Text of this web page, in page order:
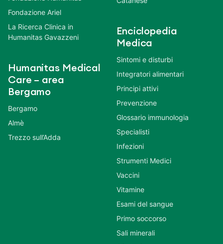
Fondazione Ariel
La Ricerca Clinica in
Humanitas Gavazzeni
Humanitas Medical
Care – area
Bergamo
Bergamo
Almè
Trezzo sull’Adda
Enciclopedia
Medica
Sintomi e disturbi
Integratori alimentari
Principi attivi
Prevenzione
Glossario immunologia
Specialisti
Infezioni
Strumenti Medici
Vaccini
Vitamine
Esami del sangue
Primo soccorso
Sali minerali